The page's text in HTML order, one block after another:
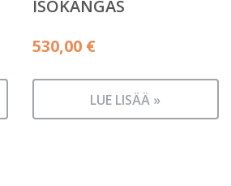
ISOKANGAS
530,00 €
LUE LISÄÄ »